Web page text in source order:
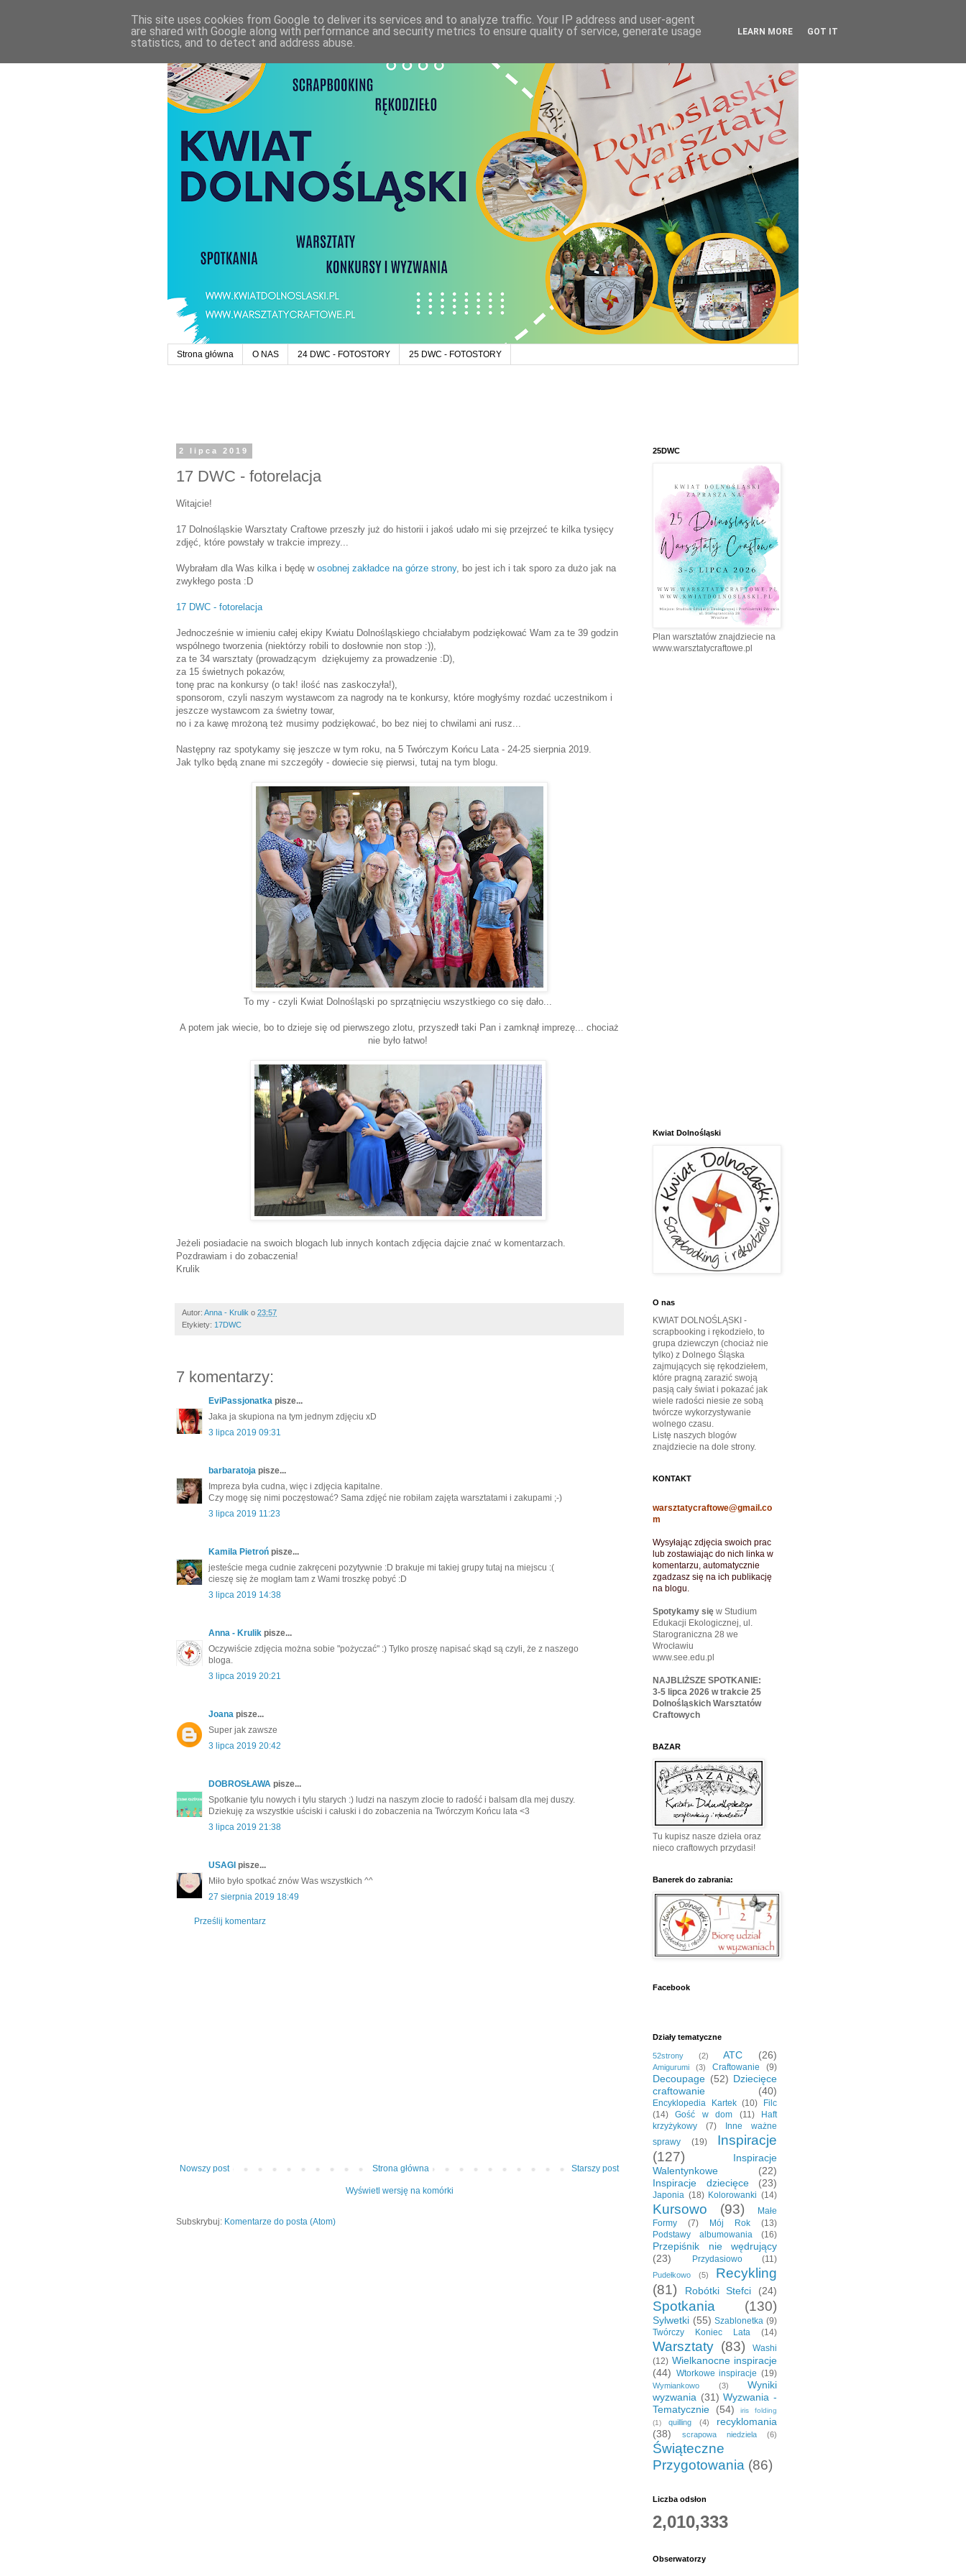
Strona główna O NAS 24 DWC - FOTOSTORY 25 DWC - FOTOSTORY
2 lipca 2019
17 DWC - fotorelacja
Witajcie!
17 Dolnośląskie Warsztaty Craftowe przeszły już do historii i jakoś udało mi się przejrzeć te kilka tysięcy
zdjęć, które powstały w trakcie imprezy...
Wybrałam dla Was kilka i będę wosobnej zakładce na górze strony, bo jest ich i tak sporo za dużo jak na
zwykłego posta :D
17 DWC - fotorelacja
Jednocześnie w imieniu całej ekipy Kwiatu Dolnośląskiego chciałabym podziękować Wam za te 39 godzin
wspólnego tworzenia (niektórzy robili to dosłownie non stop :)),
za te 34 warsztaty (prowadzącym dziękujemy za prowadzenie :D),
za 15 świetnych pokazów,
tonę prac na konkursy (o tak! ilość nas zaskoczyła!),
sponsorom, czyli naszym wystawcom za nagrody na te konkursy, które mogłyśmy rozdać uczestnikom i
jeszcze wystawcom za świetny towar,
no i za kawę mrożoną też musimy podziękować, bo bez niej to chwilami ani rusz...
Następny raz spotykamy się jeszcze w tym roku, na 5 Twórczym Końcu Lata - 24-25 sierpnia 2019.
Jak tylko będą znane mi szczegóły - dowiecie się pierwsi, tutaj na tym blogu.
To my - czyli Kwiat Dolnośląski po sprzątnięciu wszystkiego co się dało...
A potem jak wiecie, bo to dzieje się od pierwszego zlotu, przyszedł taki Pan i zamknął imprezę... chociaż
nie było łatwo!
Jeżeli posiadacie na swoich blogach lub innych kontach zdjęcia dajcie znać w komentarzach.
Pozdrawiam i do zobaczenia!
Krulik
Autor: Anna - Krulik o 23:57
Etykiety: 17DWC
7 komentarzy:
EviPassjonatka pisze...
Jaka ja skupiona na tym jednym zdjęciu xD
3 lipca 2019 09:31
barbaratoja pisze...
Impreza była cudna, więc i zdjęcia kapitalne.
Czy mogę się nimi poczęstować? Sama zdjęć nie robiłam zajęta warsztatami i zakupami ;-)
3 lipca 2019 11:23
Kamila Pietroń pisze...
jesteście mega cudnie zakręceni pozytywnie :D brakuje mi takiej grupy tutaj na miejscu :(
cieszę się że mogłam tam z Wami troszkę pobyć :D
3 lipca 2019 14:38
Anna - Krulik pisze...
Oczywiście zdjęcia można sobie "pożyczać" :) Tylko proszę napisać skąd są czyli, że z naszego
bloga.
3 lipca 2019 20:21
Joana pisze...
Super jak zawsze
3 lipca 2019 20:42
DOBROSŁAWA pisze...
Spotkanie tylu nowych i tylu starych :) ludzi na naszym zlocie to radość i balsam dla mej duszy.
Dziekuję za wszystkie uściski i całuski i do zobaczenia na Twórczym Końcu lata <3
3 lipca 2019 21:38
USAGI pisze...
Miło było spotkać znów Was wszystkich ^^
27 sierpnia 2019 18:49
Prześlij komentarz
Nowszy post Starszy post
Strona główna
Wyświetl wersję na komórki
Subskrybuj: Komentarze do posta (Atom)
25DWC
Plan warsztatów znajdziecie na
www.warsztatycraftowe.pl
Kwiat Dolnośląski
O nas
KWIAT DOLNOŚLĄSKI -
scrapbooking i rękodzieło, to
grupa dziewczyn (chociaż nie
tylko) z Dolnego Śląska
zajmujących się rękodziełem,
które pragną zarazić swoją
pasją cały świat i pokazać jak
wiele radości niesie ze sobą
twórcze wykorzystywanie
wolnego czasu.
Listę naszych blogów
znajdziecie na dole strony.
KONTAKT
warsztatycraftowe@gmail.co
m
Wysyłając zdjęcia swoich prac
lub zostawiając do nich linka w
komentarzu, automatycznie
zgadzasz się na ich publikację
na blogu.
Spotykamy się w Studium
Edukacji Ekologicznej, ul.
Starograniczna 28 we
Wrocławiu
www.see.edu.pl
NAJBLIŻSZE SPOTKANIE:
3-5 lipca 2026 w trakcie 25
Dolnośląskich Warsztatów
Craftowych
BAZAR
Tu kupisz nasze dzieła oraz
nieco craftowych przydasi!
Banerek do zabrania:
Facebook
Działy tematyczne
52strony (2) ATC (26)
Amigurumi (3) Craftowanie (9)
Decoupage (52) Dziecięce
craftowanie
(40)
Encyklopedia Kartek (10)
Filc
(14)
Gość w dom (11)
Haft
krzyżykowy
(7)
Inne ważne
sprawy
(19)
Inspiracje
(127)
Inspiracje
Walentynkowe
(22)
Inspiracje dziecięce
(23)
Japonia (18) Kolorowanki (14)
Kursowo (93)
Małe
Formy
(7) Mój Rok
(13)
Podstawy albumowania
(16)
Przepiśnik nie wędrujący
(23)
Przydasiowo (11)
Pudełkowo (5)
Recykling
(81)
Robótki Stefci (24)
Spotkania (130)
Sylwetki (55) Szablonetka (9)
Twórczy Koniec Lata
(14)
Warsztaty (83)
Washi
(12) Wielkanocne inspiracje
(44) Wtorkowe inspiracje (19)
Wymiankowo (3)
Wyniki
wyzwania (31) Wyzwania -
Tematycznie
(54)
iris folding
(1)
quilling (4)
recyklomania
(38)
scrapowa niedziela (6)
Świąteczne
Przygotowania (86)
Liczba odsłon
2,010,333
Obserwatorzy
This site uses cookies from Google to deliver its services and to analyze traffic. Your IP address and user-agent
are shared with Google along with performance and security metrics to ensure quality of service, generate usage
statistics, and to detect and address abuse.
LEARN MORE GOT IT